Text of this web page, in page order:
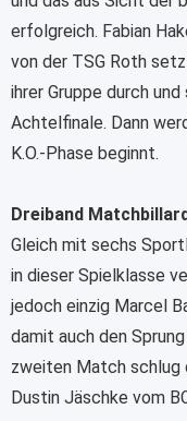
erfolgreich. Fabian
von der TSG Roth
ihrer Gruppe durch
Achtelfinale. Dann
K.O.-Phase beginnt.
Dreiband
Gleich mit sechs
in dieser Spielklasse
jedoch einzig Marcel
damit auch den
zweiten Match schlug
Dustin Jäschke vom